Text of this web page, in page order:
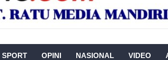
SPORT OPINI NASIONAL VIDEO